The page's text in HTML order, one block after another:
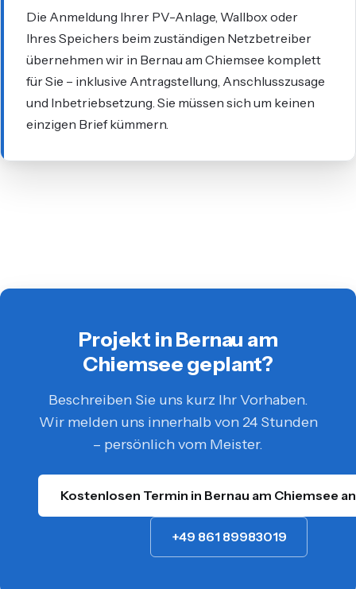
Die Anmeldung Ihrer PV-Anlage, Wallbox oder
Ihres Speichers beim zuständigen Netzbetreiber
übernehmen wir in Bernau am Chiemsee komplett
für Sie – inklusive Antragstellung, Anschlusszusage
und Inbetriebsetzung. Sie müssen sich um keinen
einzigen Brief kümmern.
Projekt in Bernau am
Chiemsee geplant?
Beschreiben Sie uns kurz Ihr Vorhaben.
Wir melden uns innerhalb von 24 Stunden
– persönlich vom Meister.
Kostenlosen Termin in Bernau am Chiemsee
+49 861 89983019